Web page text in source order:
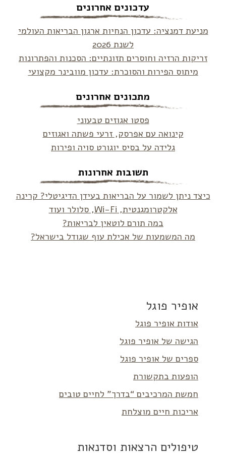
עדכונים אחרונים
מניעת דמנציה: עדכון הנחיות ארגון הבריאות העולמי
לשנת 2026
זריקות הרזיה וחוסרים תזונתיים: הסכנות והפתרונות
מיתוס הפירות והסוכרת: עדכון מוובינר מקצועי
מתכונים אחרונים
פסטו אגוזים טבעוני
קינואה עם אפרסק, זרעי פשתה ואגוזים
גלידה על בסיס יוגורט סויה ופירות
תשובות אחרונות
כיצד ניתן לשמור על הבריאות בעידן הדיגיטלי? קרינה
אלקטרומגנטית, Wi-Fi, סלולר ועוד
במה תורם לוטאין לבריאות?
מה המשמעות של אכילת עוף שגודל בישראל?
אופיר פוגל
אודות אופיר פוגל
הגישה של אופיר פוגל
ספרים של אופיר פוגל
הופעות בתקשורת
חמשת המרכיבים “בדרך” לחיים טובים
אריכות חיים מוצלחת
טיפולים הרצאות וסדנאות